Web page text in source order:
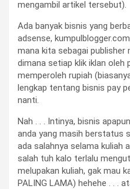
mengambil artikel tersebut).
Ada banyak bisnis yang
adsense,
mana kita sebagai publisher
dimana setiap klik iklan oleh
memperoleh rupiah
lengkap tentang bisnis pay
nanti.
Nah . . . Intinya, bisnis
anda yang masih berstatus
ada salahnya selama kuliah
salah tuh kalo terlalu
melupakan kuliah, gak mau
PALING LAMA) hehehe . . .